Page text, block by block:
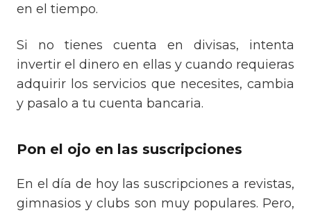
en el tiempo.
Si no tienes cuenta en divisas, intenta
invertir el dinero en ellas y cuando requieras
adquirir los servicios que necesites, cambia
y pasalo a tu cuenta bancaria.
Pon el ojo en las suscripciones
En el día de hoy las suscripciones a revistas,
gimnasios y clubs son muy populares. Pero,